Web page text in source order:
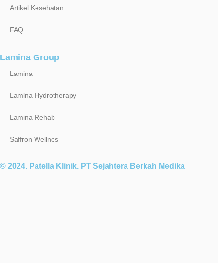
Artikel Kesehatan
FAQ
Lamina Group
Lamina
Lamina Hydrotherapy
Lamina Rehab
Saffron Wellnes
© 2024. Patella Klinik. PT Sejahtera Berkah Medika